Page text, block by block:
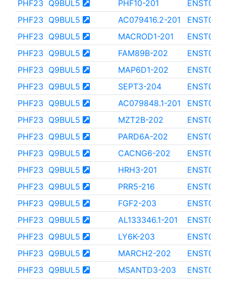
PHF23 Q9BUL5 PHF10-201
PHF23 Q9BUL5 AC079416.2-201
PHF23 Q9BUL5 MACROD1-201
PHF23 Q9BUL5 FAM89B-202
PHF23 Q9BUL5 MAP6D1-202
PHF23 Q9BUL5 SEPT3-204
PHF23 Q9BUL5 AC079848.1-201
PHF23 Q9BUL5 MZT2B-202
PHF23 Q9BUL5 PARD6A-202
PHF23 Q9BUL5 CACNG6-202
PHF23 Q9BUL5 HRH3-201
PHF23 Q9BUL5 PRR5-216
PHF23 Q9BUL5 FGF2-203
PHF23 Q9BUL5 AL133346.1-201
PHF23 Q9BUL5 LY6K-203
PHF23 Q9BUL5 MARCH2-202
PHF23 Q9BUL5 MSANTD3-203